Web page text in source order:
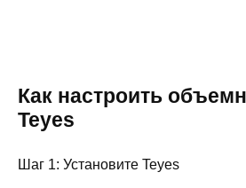
Как настроить
Teyes
Шаг 1: Установите Teyes